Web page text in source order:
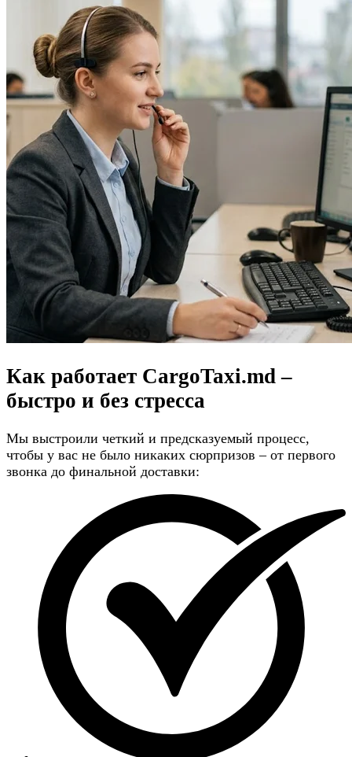
Как работает CargoTaxi.md –
быстро и без стресса
Мы выстроили четкий и предсказуемый процесс,
чтобы у вас не было никаких сюрпризов – от первого
звонка до финальной доставки: